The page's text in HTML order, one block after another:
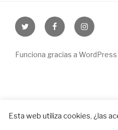
Twitter FacebookInstagram
Funciona gracias a WordPress
Esta web utiliza cookies, ¿las